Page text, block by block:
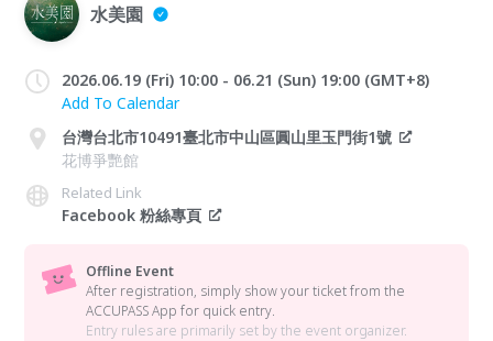
水美園
2026.06.19 (Fri) 10:00 - 06.21 (Sun) 19:00 (GMT+8)
Add To Calendar
台灣台北市10491臺北市中山區圓山里玉門街1號
花博爭艷館
Related Link
Facebook 粉絲專頁
Offline Event
After registration, simply show your ticket from the
ACCUPASS App for quick entry.
Entry rules are primarily set by the event organizer.